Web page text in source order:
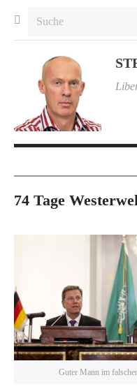
74 Tage
Guter Mann im